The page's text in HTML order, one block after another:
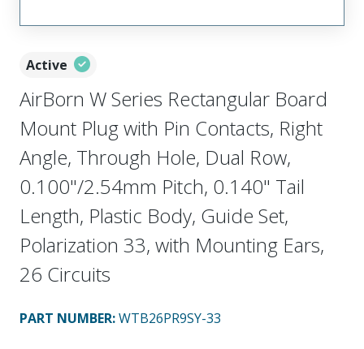
Active
AirBorn W Series Rectangular Board
Mount Plug with Pin Contacts, Right
Angle, Through Hole, Dual Row,
0.100"/2.54mm Pitch, 0.140" Tail
Length, Plastic Body, Guide Set,
Polarization 33, with Mounting Ears,
26 Circuits
PART NUMBER:WTB26PR9SY-33